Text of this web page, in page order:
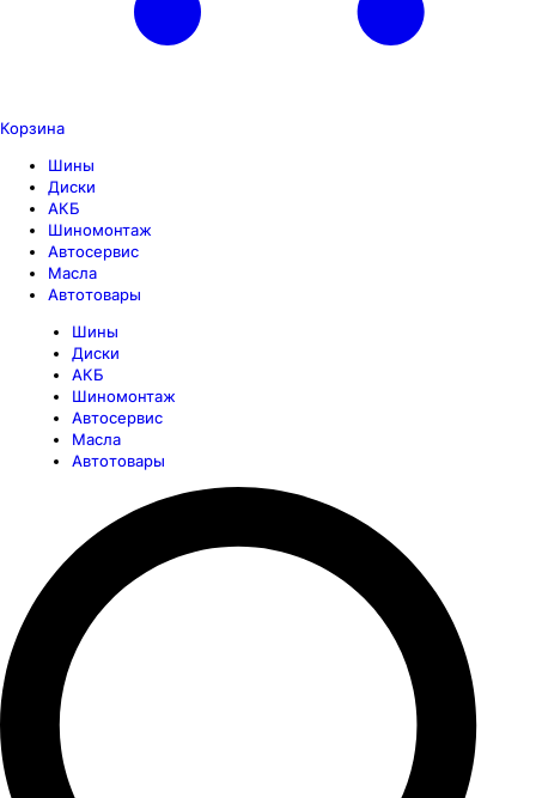
Корзина
Шины
Диски
АКБ
Шиномонтаж
Автосервис
Масла
Автотовары
Шины
Диски
АКБ
Шиномонтаж
Автосервис
Масла
Автотовары